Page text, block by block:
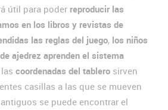
útil para poder reproducir las
en los libros y revistas de
las reglas del juego, los niños
ajedrez aprenden el sistema
coordenadas del tablero sirven
casillas a las que se mueven
se puede encontrar el